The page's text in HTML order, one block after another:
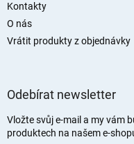
Kontakty
O nás
Vrátit produkty z objednávky
Odebírat newsletter
Vložte svůj e-mail a my vám
produktech na našem e-